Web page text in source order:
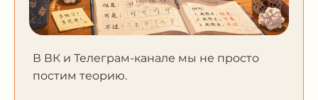
В ВК и Телеграм-канале мы не просто
постим теорию.